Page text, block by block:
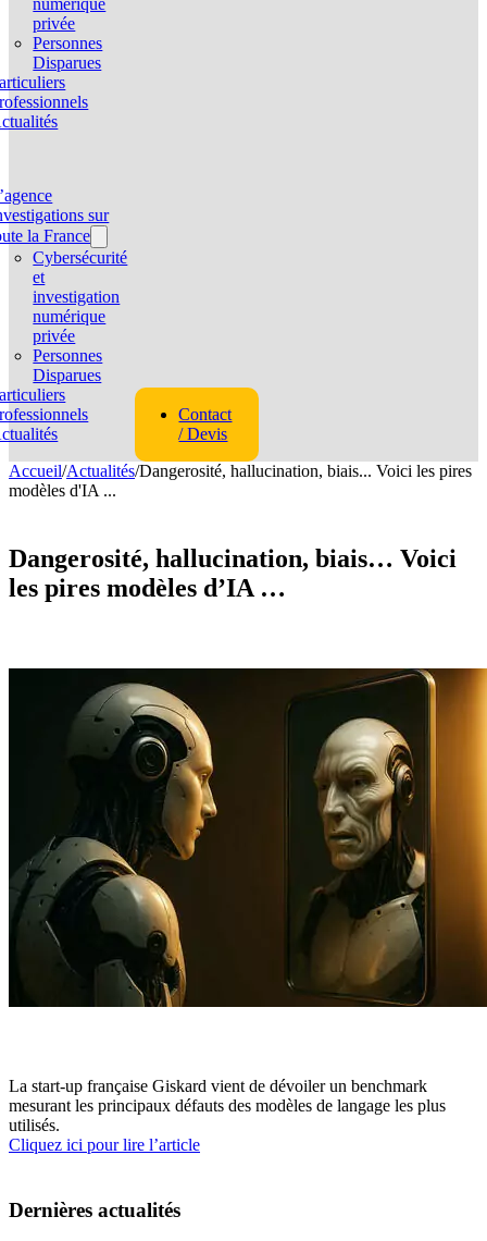
numérique
privée
Personnes
Disparues
sur
la France
Cybersécurité
et
investigation
numérique
privée
Personnes
Disparues
Contact
/ Devis
Accueil/Actualités/Dangerosité, hallucination, biais... Voici les pires
modèles d'IA ...
Dangerosité, hallucination, biais… Voici
les pires modèles d’IA …
La start-up française Giskard vient de dévoiler un benchmark
mesurant les principaux défauts des modèles de langage les plus
utilisés.
Cliquez ici pour lire l’article
Dernières actualités